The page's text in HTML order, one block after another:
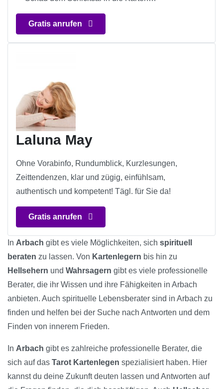
Gratis anrufen
Laluna May
Ohne Vorabinfo, Rundumblick, Kurzlesungen,
Zeittendenzen, klar und zügig, einfühlsam,
authentisch und kompetent! Tägl. für Sie da!
Gratis anrufen
In Arbach gibt es viele Möglichkeiten, sich spirituell
beraten zu lassen. Von Kartenlegern bis hin zu
Hellsehern und Wahrsagern gibt es viele professionelle
Berater, die ihr Wissen und ihre Fähigkeiten in Arbach
anbieten. Auch spirituelle Lebensberater sind in Arbach zu
finden und helfen bei der Suche nach Antworten und dem
Finden von innerem Frieden.
In Arbach gibt es zahlreiche professionelle Berater, die
sich auf das Tarot Kartenlegen spezialisiert haben. Hier
kannst du deine Zukunft deuten lassen und Antworten auf